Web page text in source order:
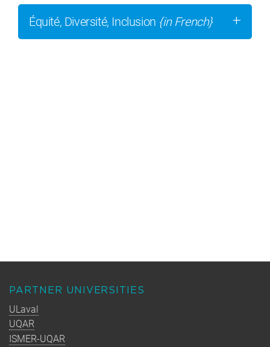
Équité, Diversité, Inclusion {in French}
PARTNER UNIVERSITIES
ULaval
UQAR
ISMER-UQAR